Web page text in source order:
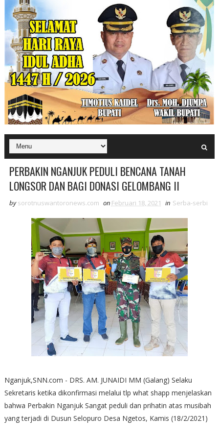
PERBAKIN NGANJUK PEDULI BENCANA TANAH
LONGSOR DAN BAGI DONASI GELOMBANG II
by sorotnuswantoronews.com on Februari 18, 2021 in Serba-serbi
Nganjuk,SNN.com - DRS. AM. JUNAIDI MM (Galang) Selaku
Sekretaris ketika dikonfirmasi melalui tlp what shapp menjelaskan
bahwa Perbakin Nganjuk Sangat peduli dan prihatin atas musibah
yang terjadi di Dusun Selopuro Desa Ngetos, Kamis (18/2/2021)